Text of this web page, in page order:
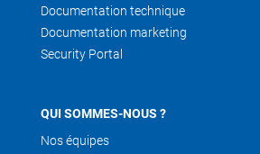
Documentation technique
Documentation marketing
Security Portal
QUI SOMMES-NOUS ?
Nos équipes